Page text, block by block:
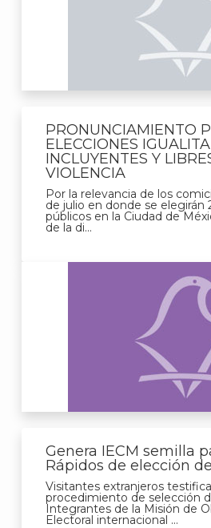
PRONUNCIAMIENTO
ELECCIONES
INCLUYENTES Y
VIOLENCIA
Por la relevancia de los
de julio en donde se elegirán
públicos en la Ciudad de
de la di...
Genera IECM semilla
Rápidos de elección
Visitantes extranjeros
procedimiento de selección
Integrantes de la Misión de
Electoral internacional ...